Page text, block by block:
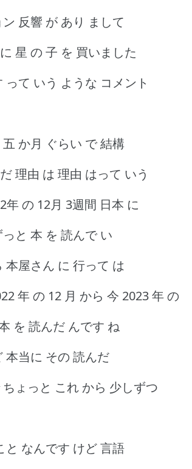
反響 が あり まして
星 の 子 を 買いました
て いう ような コメント
か月 ぐらい で 結構
理由 は 理由 はって いう
の 12月 3週間 日本 に
と 本 を 読んで い
本屋さん に 行って は
年 の 12 月 から 今 2023 年 の
を 読んだ んです ね
本当に その 読んだ
ょっと これ から 少しずつ
と なんです けど 言語